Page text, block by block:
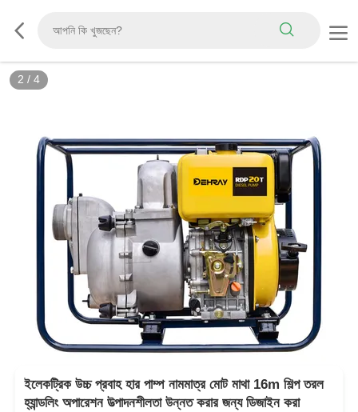
2 / 4
ইলেকট্রিক উচ্চ প্রবাহ হার পাম্প নামমাত্র মোট মাথা 16m শিল্প তরল
হ্যান্ডলিং অপারেশন উত্পাদনশীলতা উন্নত করার জন্য ডিজাইন করা